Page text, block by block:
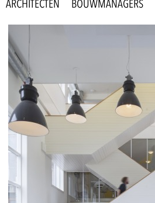
ARCHITECTEN BOUWMANAGERS